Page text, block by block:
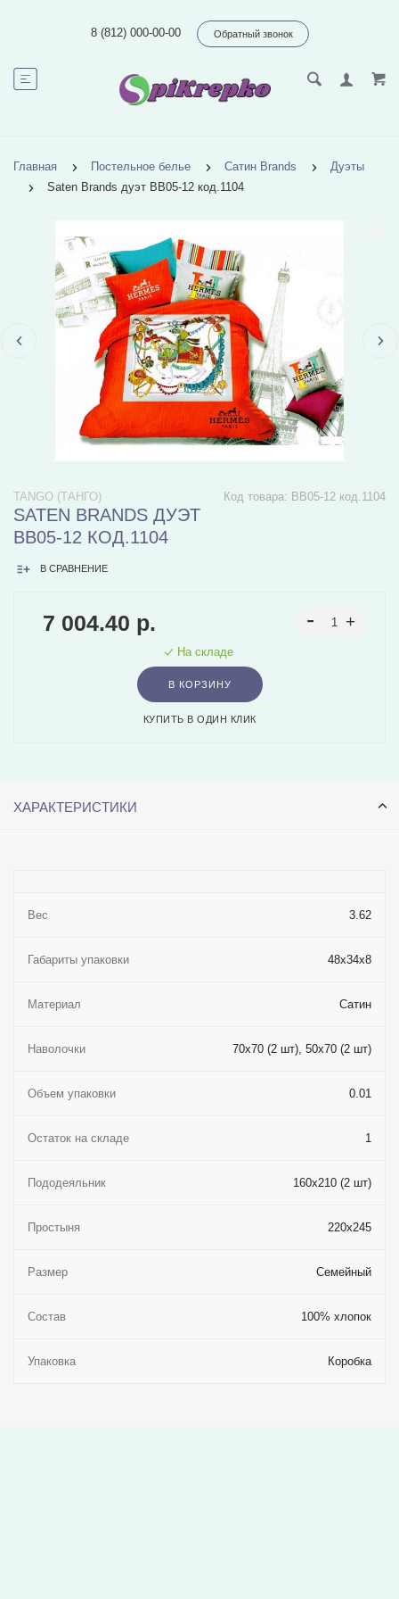
8 (812) 000-00-00 Обратный звонок
Главная Постельное белье Сатин Brands
Дуэты
Saten Brands дуэт BB05-12 код.1104
Код товара: BB05-12 код.1104
TANGO (ТАНГО)
SATEN BRANDS ДУЭТ
BB05-12 КОД.1104
В СРАВНЕНИЕ
7 004.40 р.
На складе
В КОРЗИНУ
КУПИТЬ В ОДИН КЛИК
ХАРАКТЕРИСТИКИ
Вес 3.62
Габариты упаковки 48x34x8
Материал Сатин
Наволочки 70x70 (2 шт), 50x70 (2 шт)
Объем упаковки 0.01
Остаток на складе 1
Пододеяльник 160x210 (2 шт)
Простыня 220x245
Размер Семейный
Состав 100% хлопок
Упаковка Коробка